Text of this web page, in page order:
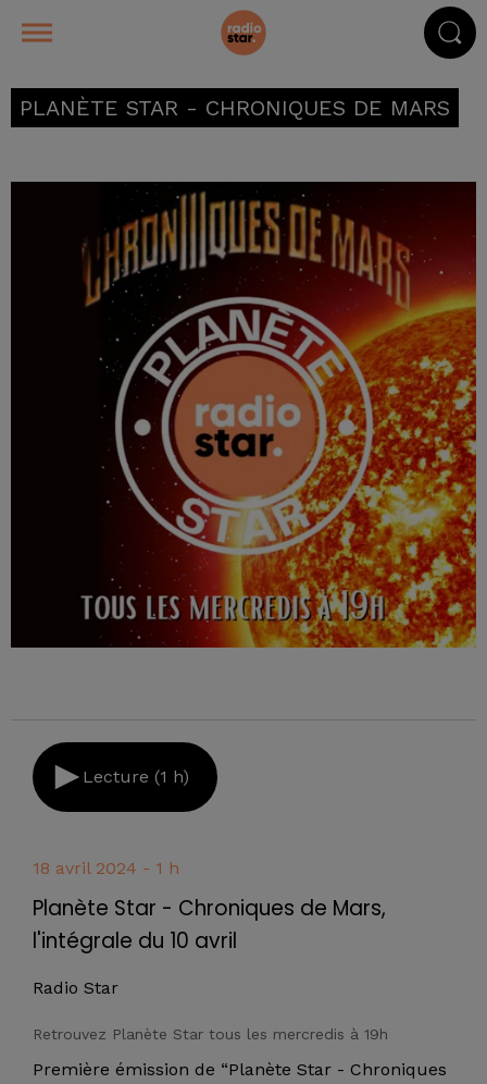
PLANÈTE STAR - CHRONIQUES DE MARS
Lecture (1 h)
18 avril 2024 - 1 h
Planète Star - Chroniques de Mars,
l'intégrale du 10 avril
Radio Star
Retrouvez Planète Star tous les mercredis à 19h
Première émission de “Planète Star - Chroniques